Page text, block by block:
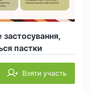
пастки
Взяти участь